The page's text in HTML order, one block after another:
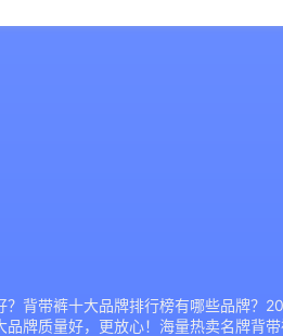
？背带裤十大品牌排行榜有哪些品牌？
品牌质量好，更放心！海量热卖名牌背带